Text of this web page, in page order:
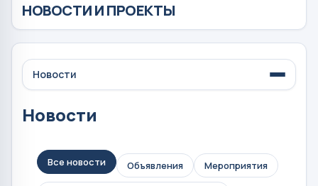
НОВОСТИ И ПРОЕКТЫ
Новости
Новости
Все новости Объявления Мероприятия